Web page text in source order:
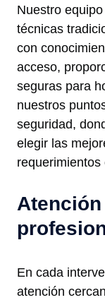
Nuestro
técnicas
con
acceso,
seguras para
nuestros
seguridad,
elegir las
requerimientos
En cada
atención